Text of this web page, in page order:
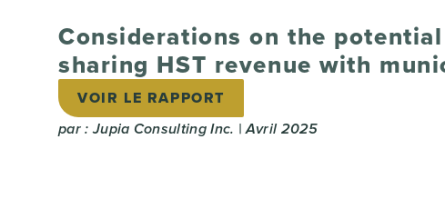
Considerations on the
sharing HST revenue with
VOIR LE RAPPORT
par : Jupia Consulting Inc. | Avril 2025